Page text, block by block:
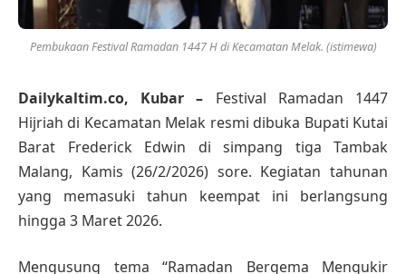
Pembukaan Festival Ramadan 1447 H di Kecamatan Melak. (istimewa)
Dailykaltim.co, Kubar – Festival Ramadan 1447
Hijriah di Kecamatan Melak resmi dibuka Bupati Kutai
Barat Frederick Edwin di simpang tiga Tambak
Malang, Kamis (26/2/2026) sore. Kegiatan tahunan
yang memasuki tahun keempat ini berlangsung
hingga 3 Maret 2026.
Mengusung tema “Ramadan Bergema Mengukir